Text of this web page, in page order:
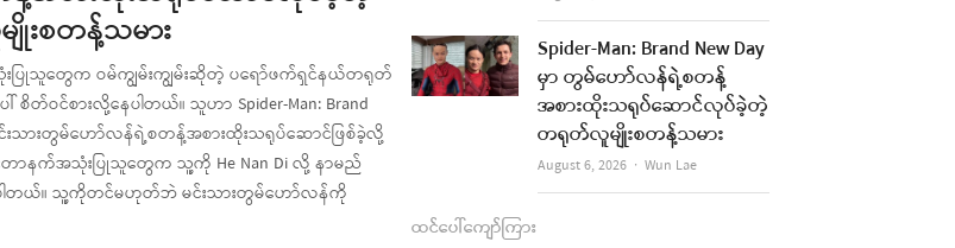
းစတန့်သမား
ြုသူတွေက ဝမ်ကျွမ်းကျွမ်းဆိုတဲ့ ပရော်ဖက်ရှင်နယ်တရုတ်
စိတ်ဝင်စားလို့နေပါတယ်။ သူဟာ Spider-Man: Brand
မင်းသားတွမ်ဟော်လန်ရဲ့စတန့်အစားထိုးသရုပ်ဆောင်ဖြစ်ခဲ့လို့
ာနက်အသုံးပြုသူတွေက သူ့ကို He Nan Di လို့ နာမည်
းပါတယ်။ သူ့ကိုတင်မဟုတ်ဘဲ မင်းသားတွမ်ဟော်လန်ကို
Spider-Man: Brand New Day
မှာ တွမ်ဟော်လန်ရဲ့စတန့်
အစားထိုးသရုပ်ဆောင်လုပ်ခဲ့တဲ့
တရုတ်လူမျိုးစတန့်သမား
August 6, 2026 Author
Wun Lae
ထင်ပေါ်ကျော်ကြား